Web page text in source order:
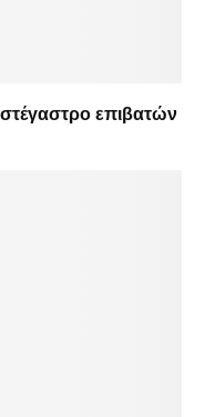
επιβατών